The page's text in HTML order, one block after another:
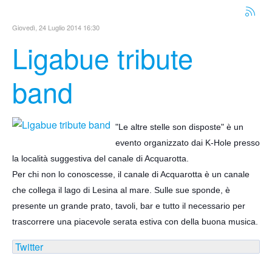
Giovedì, 24 Luglio 2014 16:30
Ligabue tribute
band
"Le altre stelle son disposte" è un
evento organizzato dai K-Hole presso
la località suggestiva del canale di Acquarotta.
Per chi non lo conoscesse, il canale di Acquarotta è un canale
che collega il lago di Lesina al mare. Sulle sue sponde, è
presente un grande prato, tavoli, bar e tutto il necessario per
trascorrere una piacevole serata estiva con della buona musica.
Twitter